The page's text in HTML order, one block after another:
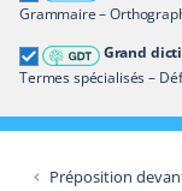
Grammaire –
Grand
Termes spécialisés –
Restreindre aux termes
Préposition